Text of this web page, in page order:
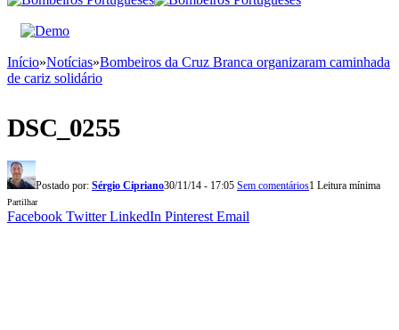
Início»Notícias»Bombeiros da Cruz Branca organizaram caminhada
de cariz solidário
DSC_0255
Postado por: Sérgio Cipriano30/11/14 - 17:05 Sem comentários1 Leitura mínima
Partilhar
Facebook Twitter LinkedIn Pinterest Email